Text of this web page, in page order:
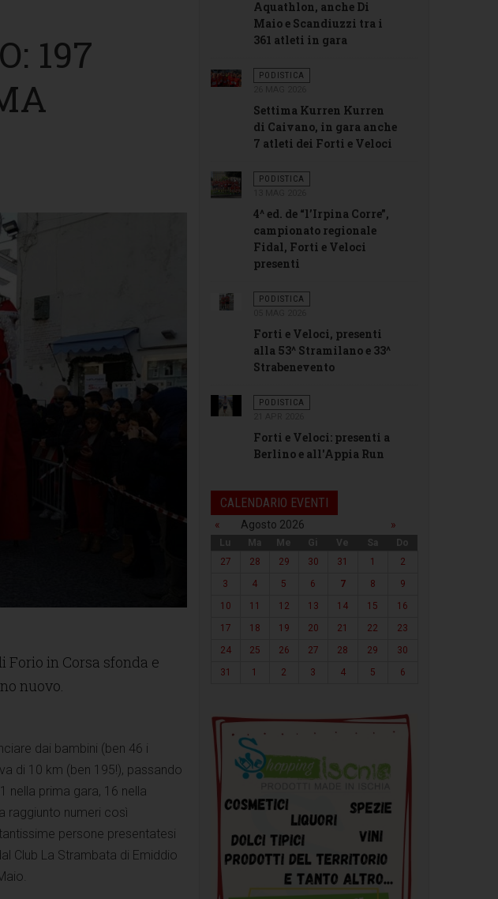
197
in Corsa sfonda e
nuovo.
dai bambini (ben 46 i
di 10 km (ben 195!), passando
nella prima gara, 16 nella
raggiunto numeri così
persone presentatesi
Club La Strambata di Emiddio
Aquathlon, anche Di
Maio e Scandiuzzi tra i
361 atleti in gara
PODISTICA
Settima Kurren Kurren
di Caivano, in gara anche
7 atleti dei Forti e Veloci
PODISTICA
4^ ed. de “l’Irpina Corre”,
campionato regionale
Fidal, Forti e Veloci
presenti
PODISTICA
Forti e Veloci, presenti
alla 53^ Stramilano e 33^
Strabenevento
PODISTICA
Forti e Veloci: presenti a
Berlino e all'Appia Run
CALENDARIO EVENTI
« Agosto 2026 »
Lu Ma Me Gi Ve Sa
Do
27
28 29 30 31 1
2
3
4 5 6 7 8
9
10
11 12 13 14 15
16
17
18 19 20 21 22
23
24
25 26 27 28 29
30
31
1 2 3 4 5 6